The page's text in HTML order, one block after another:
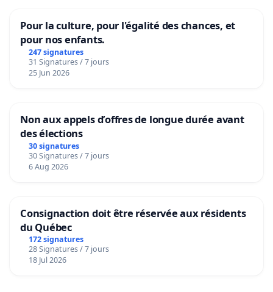
Pour la culture, pour l'égalité des chances, et
pour nos enfants.
247 signatures
31 Signatures / 7 jours
25 Jun 2026
Non aux appels d’offres de longue durée avant
des élections
30 signatures
30 Signatures / 7 jours
6 Aug 2026
Consignaction doit être réservée aux résidents
du Québec
172 signatures
28 Signatures / 7 jours
18 Jul 2026